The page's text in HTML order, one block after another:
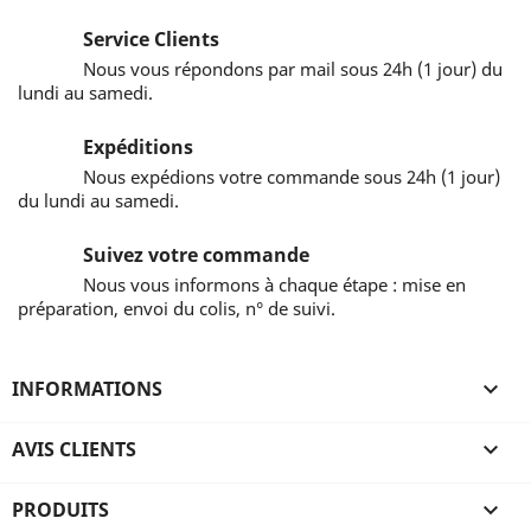
Service Clients
Nous vous répondons par mail sous 24h (1 jour) du
lundi au samedi.
Expéditions
Nous expédions votre commande sous 24h (1 jour)
du lundi au samedi.
Suivez votre commande
Nous vous informons à chaque étape : mise en
préparation, envoi du colis, n° de suivi.
INFORMATIONS 
AVIS CLIENTS 
PRODUITS 